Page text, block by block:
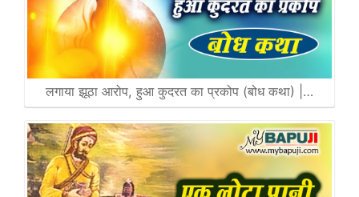
लगाया झूठा आरोप, हुआ कुदरत का प्रकोप (बोध कथा) |…